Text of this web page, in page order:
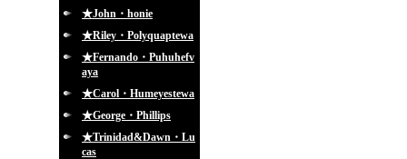
★John・honie
★Riley・Polyquaptewa
★Fernando・Puhuhefv
aya
★Carol・Humeyestewa
★George・Phillips
★Trinidad&Dawn・Lu
cas